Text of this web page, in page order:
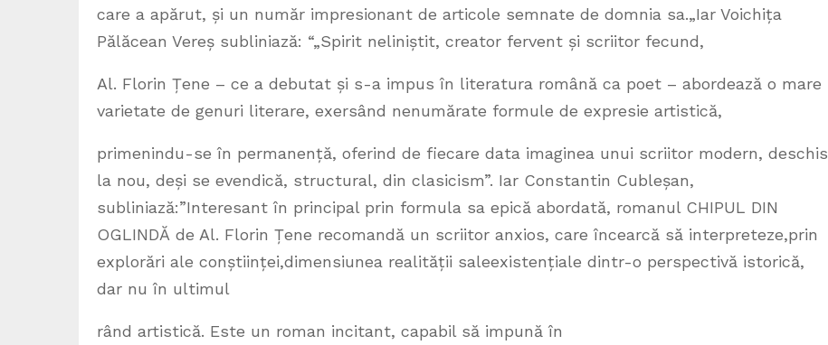
care a apărut, și un număr impresionant de articole semnate de domnia sa.„Iar Voichița
Pălăcean Vereș subliniază: “„Spirit neliniștit, creator fervent și scriitor fecund,
Al. Florin Țene – ce a debutat și s-a impus în literatura română ca poet – abordează o mare
varietate de genuri literare, exersând nenumărate formule de expresie artistică,
primenindu-se în permanență, oferind de fiecare data imaginea unui scriitor modern, deschis
la nou, deși se evendică, structural, din clasicism”. Iar Constantin Cubleșan,
subliniază:”Interesant în principal prin formula sa epică abordată, romanul CHIPUL DIN
OGLINDĂ de Al. Florin Țene recomandă un scriitor anxios, care încearcă să interpreteze,prin
explorări ale conștiinței,dimensiunea realității saleexistențiale dintr-o perspectivă istorică,
dar nu în ultimul
rând artistică. Este un roman incitant, capabil să impună în